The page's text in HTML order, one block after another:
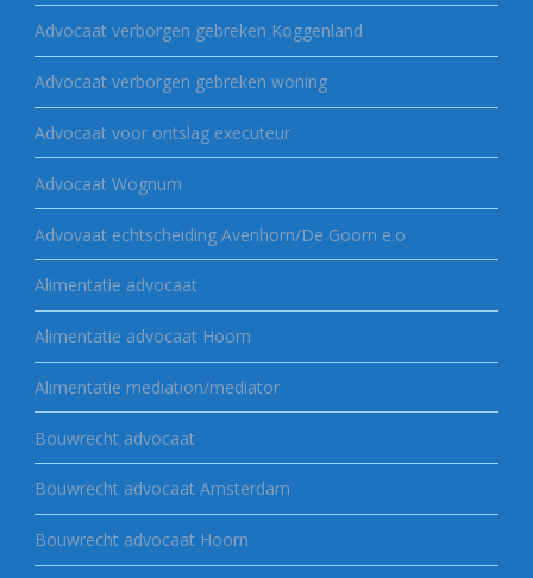
Advocaat verborgen gebreken Koggenland
Advocaat verborgen gebreken woning
Advocaat voor ontslag executeur
Advocaat Wognum
Advovaat echtscheiding Avenhorn/De Goorn e.o
Alimentatie advocaat
Alimentatie advocaat Hoorn
Alimentatie mediation/mediator
Bouwrecht advocaat
Bouwrecht advocaat Amsterdam
Bouwrecht advocaat Hoorn